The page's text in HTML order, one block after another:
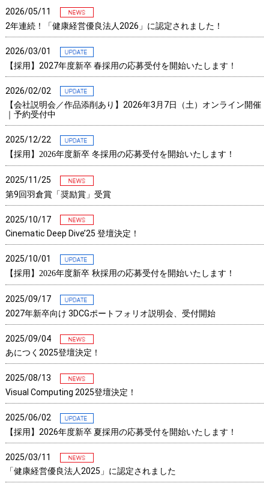
2026/05/11
2年連続！「健康経営優良法人2026」に認定されました！
2026/03/01
【採用】2027年度新卒 春採用の応募受付を開始いたします！
2026/02/02
【会社説明会／作品添削あり】2026年3月7日（土）オンライン開催
｜予約受付中
2025/12/22
【採用】2026年度新卒 冬採用の応募受付を開始いたします！
2025/11/25
第9回羽倉賞「奨励賞」受賞
2025/10/17
Cinematic Deep Dive’25 登壇決定！
2025/10/01
【採用】2026年度新卒 秋採用の応募受付を開始いたします！
2025/09/17
2027年新卒向け 3DCGポートフォリオ説明会、受付開始
2025/09/04
あにつく2025登壇決定！
2025/08/13
Visual Computing 2025登壇決定！
2025/06/02
【採用】2026年度新卒 夏採用の応募受付を開始いたします！
2025/03/11
「健康経営優良法人2025」に認定されました